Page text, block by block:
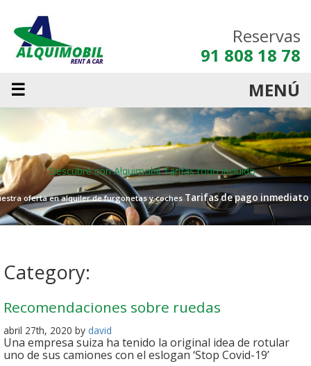
Reservas
91 808 18 78
☰
MENÚ
Descubre con AlquimobilTarifas todo incluido
oferta en alquiler de furgonetas y coches Tarifas de pago inmediato
Category:
Recomendaciones sobre ruedas
abril 27th, 2020 by david
Una empresa suiza ha tenido la original idea de rotular
uno de sus camiones con el eslogan ‘Stop Covid-19’